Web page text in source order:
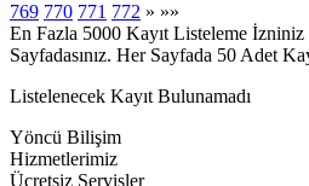
769 770 771 772 » »»
En Fazla 5000 Kayıt Listeleme İzniniz
Sayfadasınız. Her Sayfada 50 Adet
Listelenecek Kayıt Bulunamadı
Yöncü Bilişim
Hizmetlerimiz
Ücretsiz Servisler